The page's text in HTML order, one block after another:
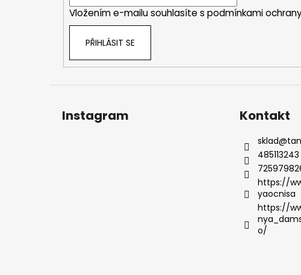
Vložením e-mailu souhlasíte s podmínkami
PŘIHLÁSIT SE
Instagram Kontakt
sklad@
485113243
https://
yaocnisa
https://
o/